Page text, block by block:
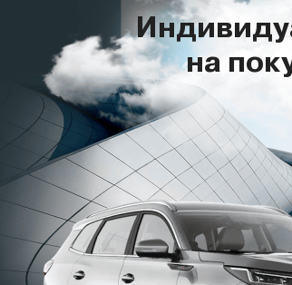
КАЖДОМУ
отличная обзорность и классическая
опытному водителю, и новичку. В этом
всё под рукой. Здесь легко
специальным нишам, загрузить
отправляться в путь.